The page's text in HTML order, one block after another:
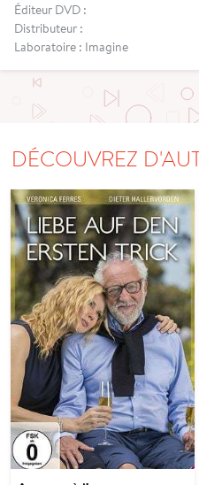
Éditeur DVD :
Distributeur :
Laboratoire : Imagine
DÉCOUVREZ